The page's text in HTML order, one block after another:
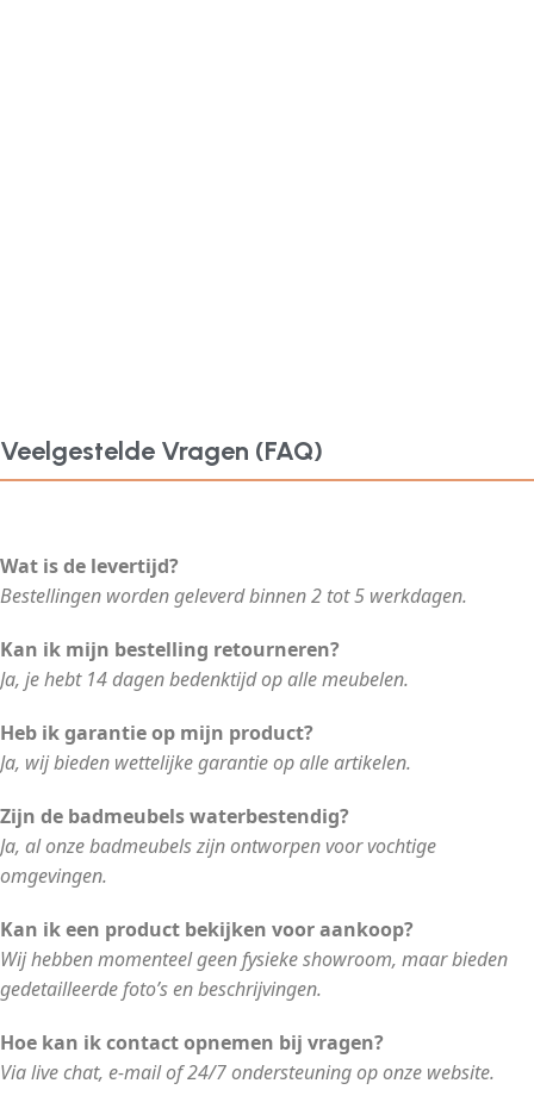
Veelgestelde Vragen (FAQ)
Wat is de levertijd?
Bestellingen worden geleverd binnen 2 tot 5 werkdagen.
Kan ik mijn bestelling retourneren?
Ja, je hebt 14 dagen bedenktijd op alle meubelen.
Heb ik garantie op mijn product?
Ja, wij bieden wettelijke garantie op alle artikelen.
Zijn de badmeubels waterbestendig?
Ja, al onze badmeubels zijn ontworpen voor vochtige
omgevingen.
Kan ik een product bekijken voor aankoop?
Wij hebben momenteel geen fysieke showroom, maar bieden
gedetailleerde foto’s en beschrijvingen.
Hoe kan ik contact opnemen bij vragen?
Via live chat, e-mail of 24/7 ondersteuning op onze website.